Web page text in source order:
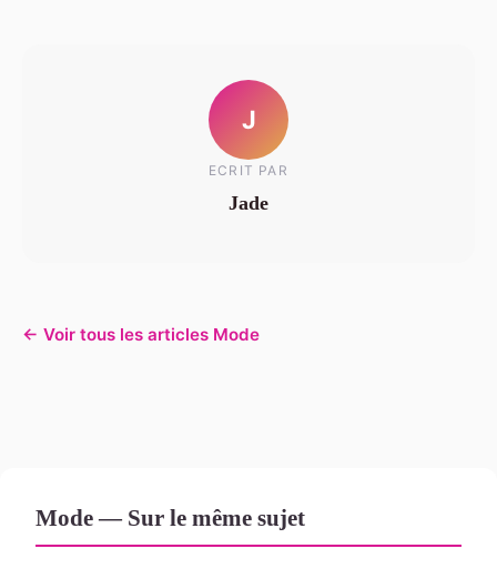
J
ECRIT PAR
Jade
← Voir tous les articles Mode
Mode — Sur le même sujet